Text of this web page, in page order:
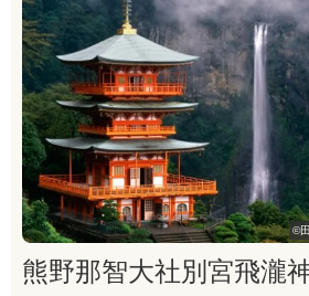
©
熊野那智大社別宮飛瀧